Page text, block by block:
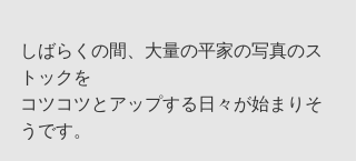
しばらくの間、大量の平家の写真のス
トックを
コツコツとアップする日々が始まりそ
うです。